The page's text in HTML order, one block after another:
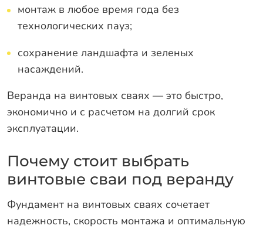
монтаж в любое время года без
технологических пауз;
сохранение ландшафта и зеленых
насаждений.
Веранда на винтовых сваях — это быстро,
экономично и с расчетом на долгий срок
эксплуатации.
Почему стоит выбрать
винтовые сваи под веранду
Фундамент на винтовых сваях сочетает
надежность, скорость монтажа и оптимальную